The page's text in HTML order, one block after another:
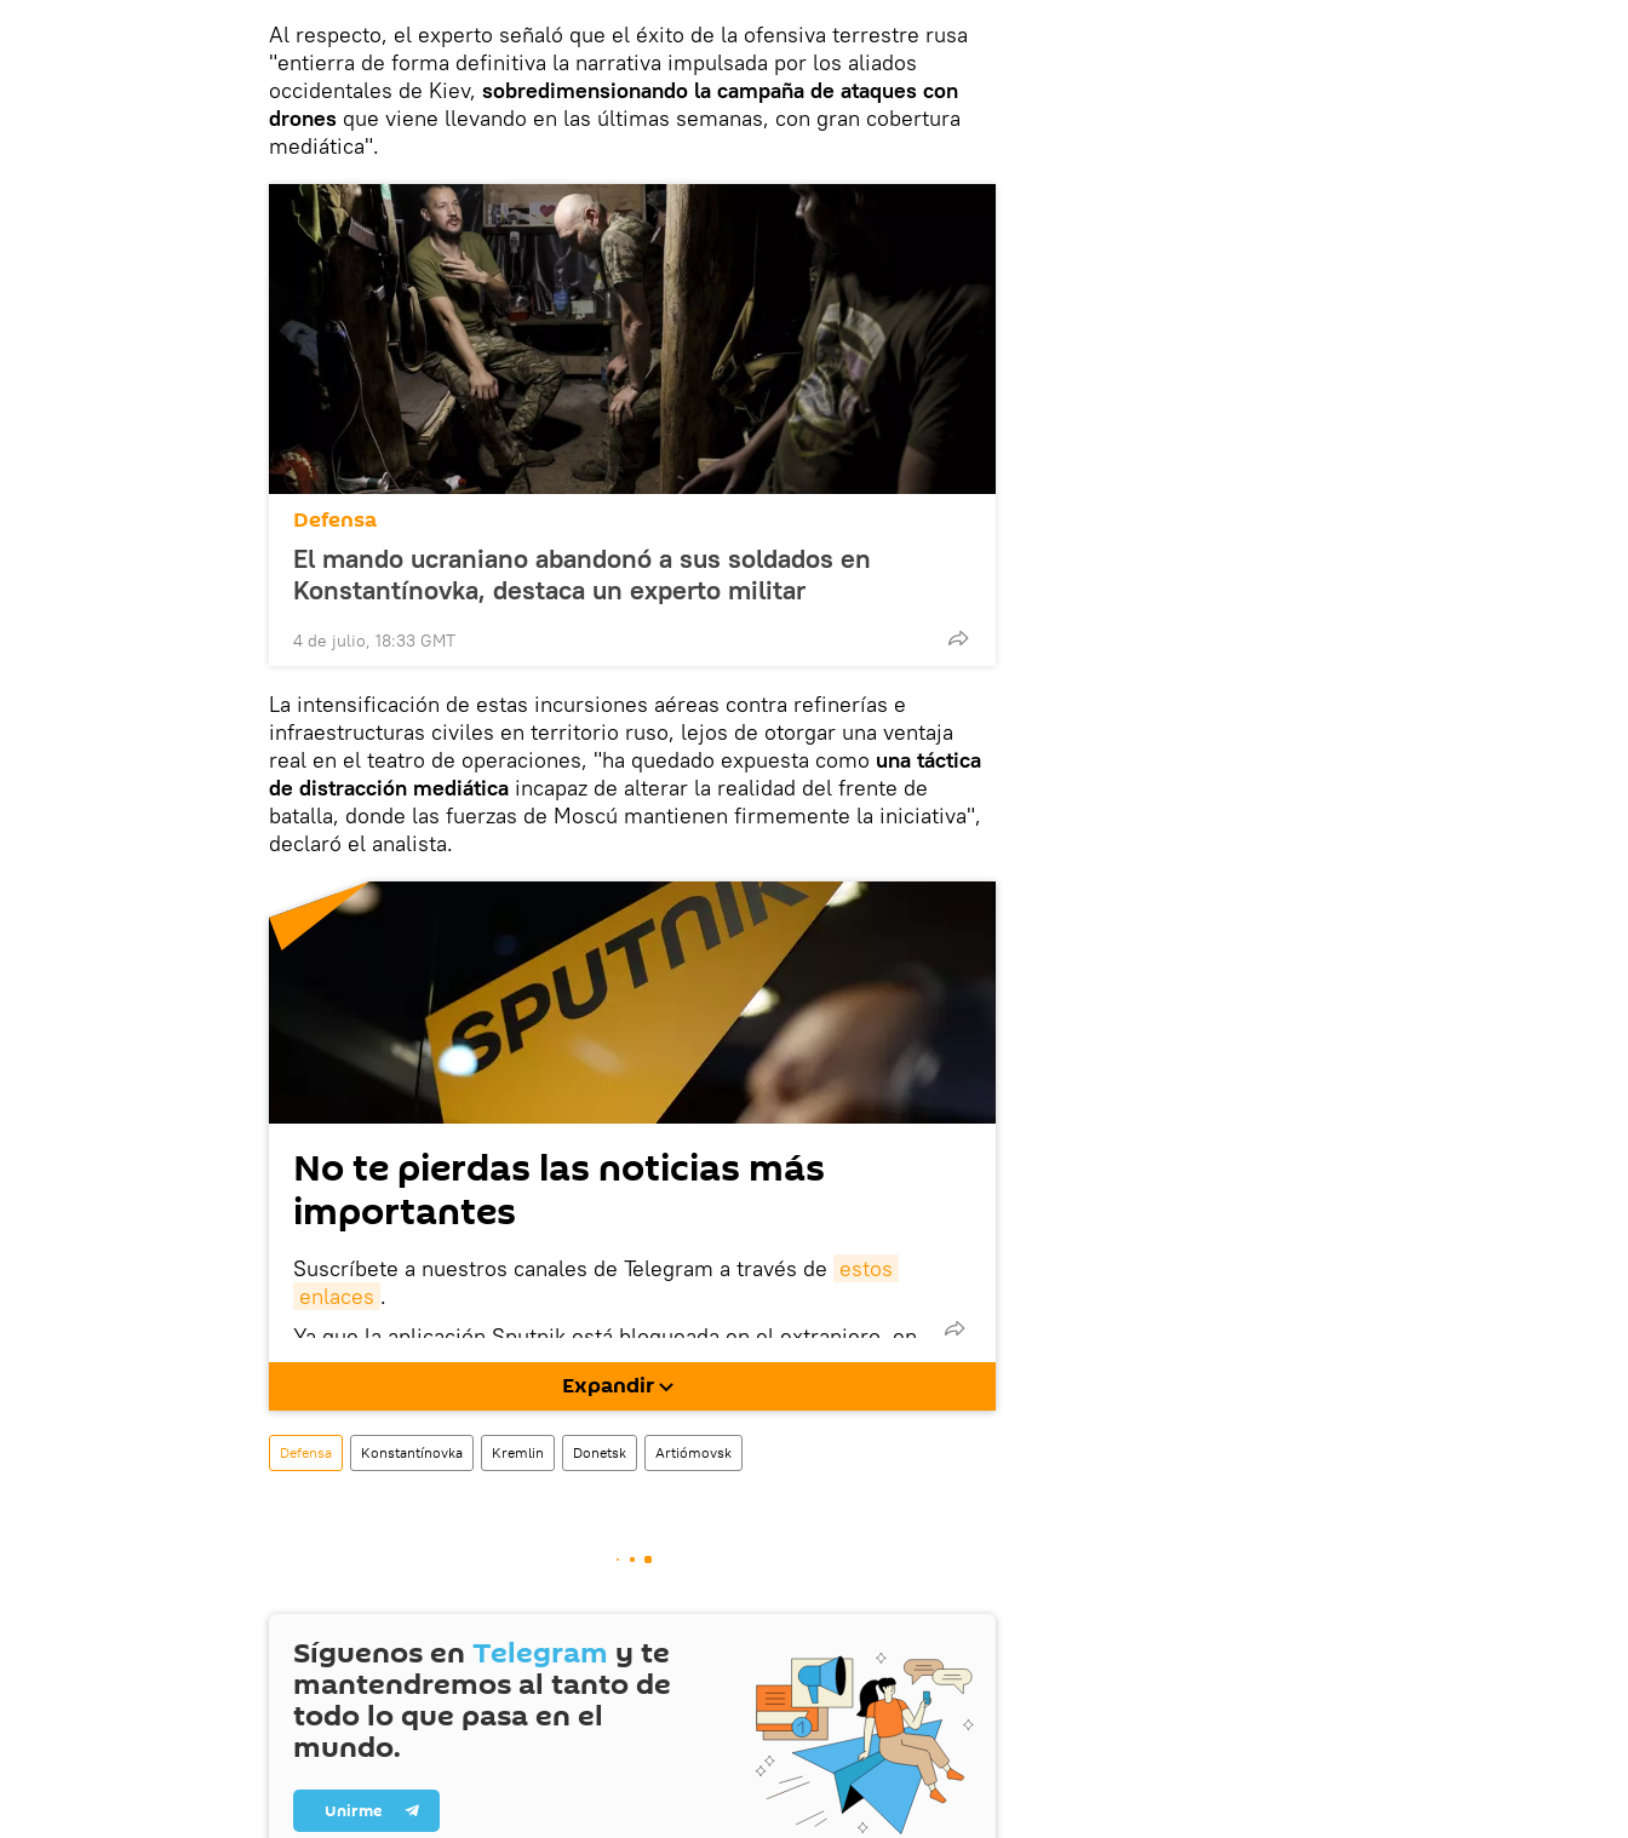
Al respecto, el experto señaló que el éxito de la ofensiva terrestre rusa
"entierra de forma definitiva la narrativa impulsada por los aliados
occidentales de Kiev, sobredimensionando la campaña de ataques con
drones que viene llevando en las últimas semanas, con gran cobertura
mediática".
Defensa
El mando ucraniano abandonó a sus soldados en
Konstantínovka, destaca un experto militar
4 de julio, 18:33 GMT
La intensificación de estas incursiones aéreas contra refinerías e
infraestructuras civiles en territorio ruso, lejos de otorgar una ventaja
real en el teatro de operaciones, "ha quedado expuesta como una táctica
de distracción mediática incapaz de alterar la realidad del frente de
batalla, donde las fuerzas de Moscú mantienen firmemente la iniciativa",
declaró el analista.
No te pierdas las noticias más
importantes
Suscríbete a nuestros canales de Telegram a través de estos
enlaces .
Ya que la aplicación Sputnik está bloqueada en el extranjero, en
este enlace puedes descargarla e instalarla en tu dispositivo
También tenemos una cuenta en la red social rusa VK
Expandir
Defensa Konstantínovka Kremlin Donetsk Artiómovsk
Síguenos en Telegram y te
mantendremos al tanto de
todo lo que pasa en el
mundo.
Unirme